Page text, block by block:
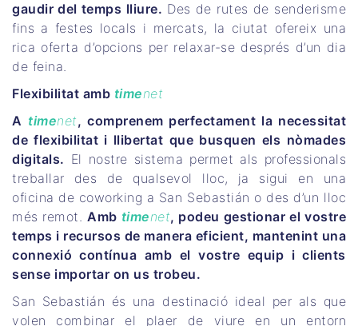
gaudir del temps lliure. Des de rutes de senderisme
fins a festes locals i mercats, la ciutat ofereix una
rica oferta d’opcions per relaxar-se després d’un dia
de feina.
Flexibilitat amb timenet
A timenet, comprenem perfectament la necessitat
de flexibilitat i llibertat que busquen els nòmades
digitals. El nostre sistema permet als professionals
treballar des de qualsevol lloc, ja sigui en una
oficina de coworking a San Sebastián o des d’un lloc
més remot.Amb timenet, podeu gestionar el vostre
temps i recursos de manera eficient, mantenint una
connexió contínua amb el vostre equip i clients
sense importar on us trobeu.
San Sebastián és una destinació ideal per als que
volen combinar el plaer de viure en un entorn